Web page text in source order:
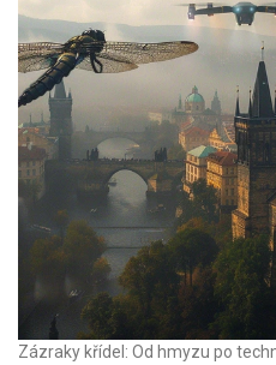
Zázraky křídel: Od hmyzu po